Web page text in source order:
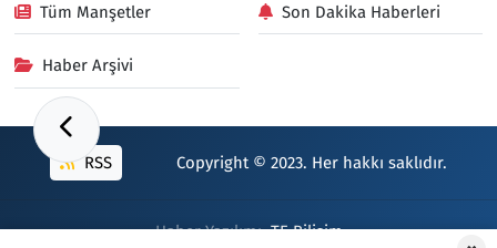
Tüm Manşetler Son Dakika Haberleri
Haber Arşivi
RSS Copyright © 2023. Her hakkı saklıdır.
Haber Yazılımı:TE Bilişim